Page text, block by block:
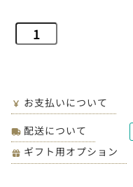
お支払いについて
配送について
ギフト用オプション